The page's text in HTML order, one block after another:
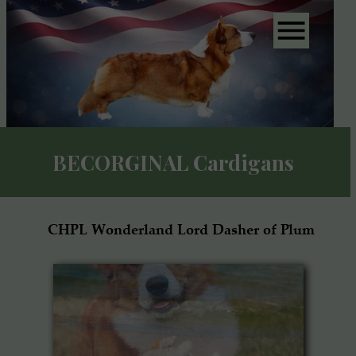
CHPL Wonderland Lord Dasher of Plum
BECORGINAL Cardigans